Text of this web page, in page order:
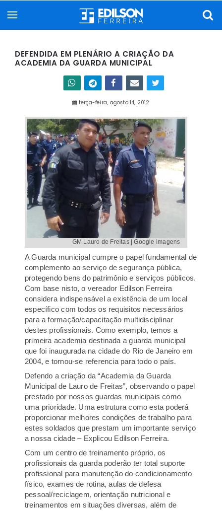
DEFENDIDA EM PLENÁRIO A CRIAÇÃO DA
ACADEMIA DA GUARDA MUNICIPAL
terça-feira, agosto 14, 2012
GM Lauro de Freitas | Google imagens
A Guarda municipal cumpre o papel fundamental de
complemento ao serviço de segurança pública,
protegendo bens do patrimônio e serviços públicos.
Com base nisto, o vereador Edilson Ferreira
considera indispensável a existência de um local
específico com todos os requisitos necessários
para a formação/capacitação multidisciplinar
destes profissionais. Como exemplo, temos a
primeira academia destinada a guarda municipal
que foi inaugurada na cidade do Rio de Janeiro em
2004, e tornou-se referencia para todo o país.
Defendo a criação da “Academia da Guarda
Municipal de Lauro de Freitas”, observando o papel
prestado por nossos guardas municipais como
uma prioridade. Uma estrutura como esta poderá
proporcionar melhores condições de trabalho para
estes soldados que prestam um importante serviço
a nossa cidade – Explicou Edilson Ferreira.
Com um centro de treinamento próprio, os
profissionais da guarda poderão ter total suporte
profissional para manutenção do condicionamento
físico, exames de rotina, aulas de defesa
pessoal/reciclagem, orientação nutricional e
treinamentos em situações diversas, além de